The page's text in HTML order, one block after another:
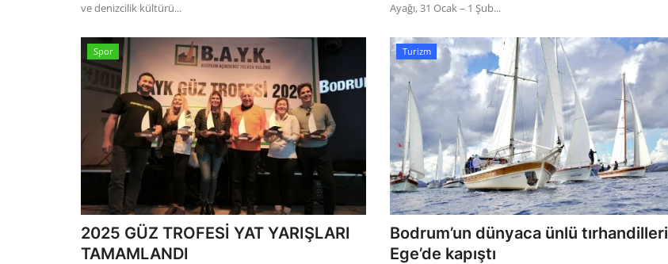
ve denizcilik kültürü...
Ayağı, 31 Ocak – 1 Şub...
Spor
2025 GÜZ TROFESİ YAT YARIŞLARI
TAMAMLANDI
Turizm
Bodrum’un dünyaca ünlü tırhandilleri
Ege’de kapıştı